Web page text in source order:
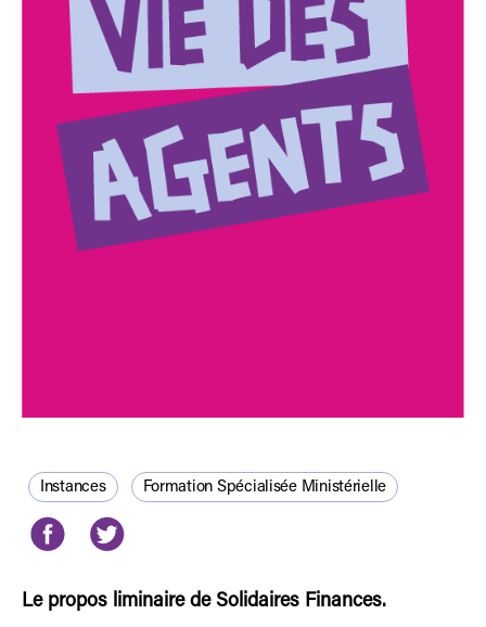
Instances Formation Spécialisée Ministérielle
Le propos liminaire de Solidaires Finances.